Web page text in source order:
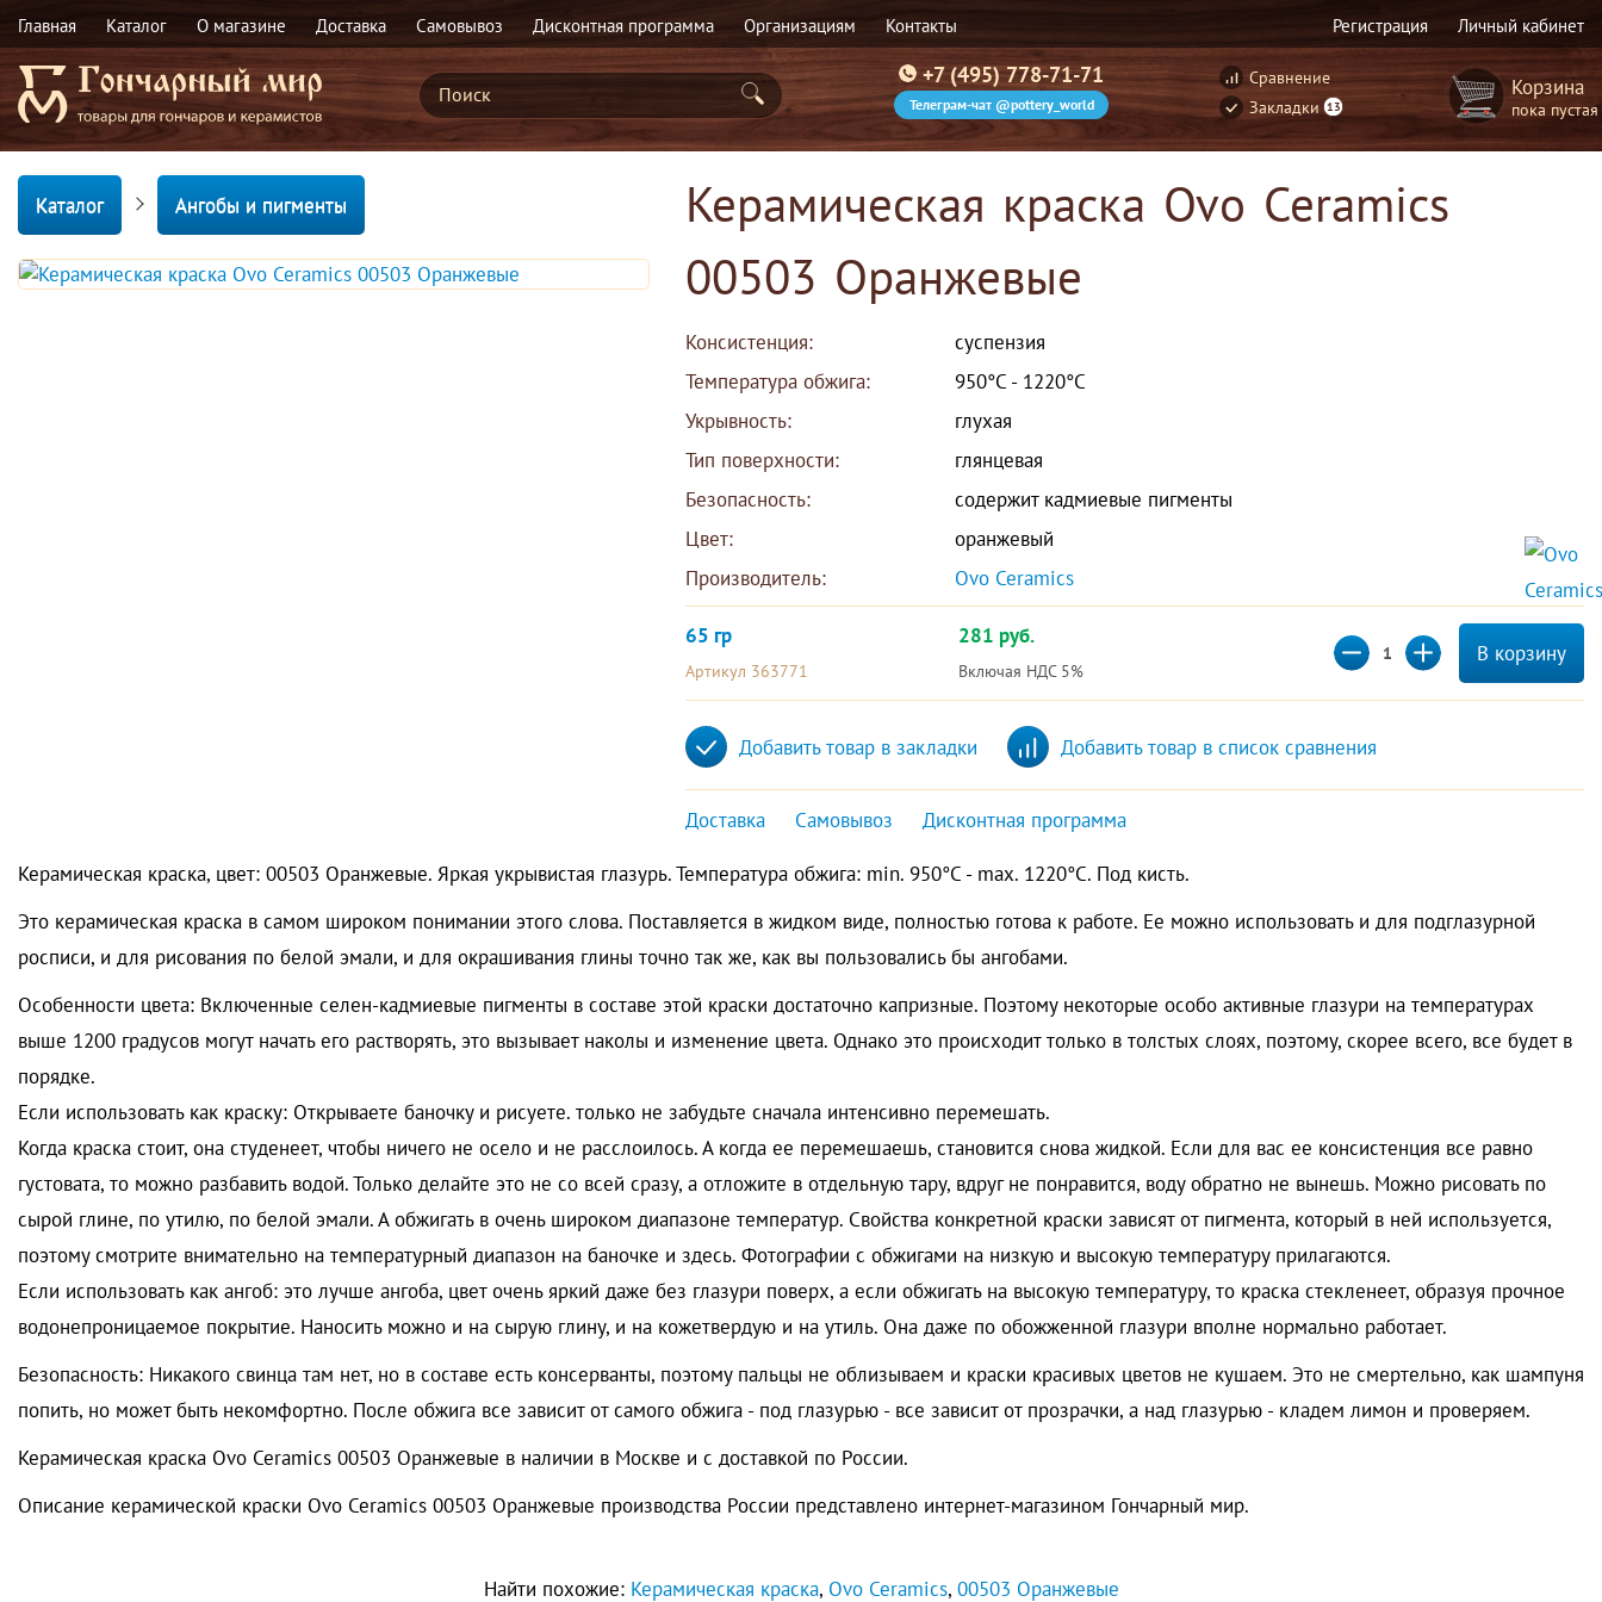
Главная Каталог О магазине Доставка Самовывоз Дисконтная программа Организациям Контакты Регистрация Личный кабинет
+7 (495) 778-71-71
Телеграм-чат @pottery_world
Сравнение
Закладки13
Корзина
пока пустая
Каталог Ангобы и пигменты
Керамическая краска Ovo Ceramics
00503 Оранжевые
Консистенция:
суспензия
Температура обжига:
950°С - 1220°С
Укрывность:
глухая
Тип поверхности:
глянцевая
Безопасность:
содержит кадмиевые пигменты
Цвет:
оранжевый
Производитель:
Ovo Ceramics
65 гр
Артикул 363771
281 руб.
Включая НДС 5%
В корзину
Добавить товар в закладки Добавить товар в список сравнения
Доставка Самовывоз Дисконтная программа
Керамическая краска, цвет: 00503 Оранжевые. Яркая укрывистая глазурь. Температура обжига: min. 950°C - max. 1220°C. Под кисть.
Это керамическая краска в самом широком понимании этого слова. Поставляется в жидком виде, полностью готова к работе. Ее можно использовать и для подглазурной
росписи, и для рисования по белой эмали, и для окрашивания глины точно так же, как вы пользовались бы ангобами.
Особенности цвета: Включенные селен-кадмиевые пигменты в составе этой краски достаточно капризные. Поэтому некоторые особо активные глазури на температурах
выше 1200 градусов могут начать его растворять, это вызывает наколы и изменение цвета. Однако это происходит только в толстых слоях, поэтому, скорее всего, все будет в
порядке.
Если использовать как краску: Открываете баночку и рисуете. только не забудьте сначала интенсивно перемешать.
Когда краска стоит, она студенеет, чтобы ничего не осело и не расслоилось. А когда ее перемешаешь, становится снова жидкой. Если для вас ее консистенция все равно
густовата, то можно разбавить водой. Только делайте это не со всей сразу, а отложите в отдельную тару, вдруг не понравится, воду обратно не вынешь. Можно рисовать по
сырой глине, по утилю, по белой эмали. А обжигать в очень широком диапазоне температур. Свойства конкретной краски зависят от пигмента, который в ней используется,
поэтому смотрите внимательно на температурный диапазон на баночке и здесь. Фотографии с обжигами на низкую и высокую температуру прилагаются.
Если использовать как ангоб: это лучше ангоба, цвет очень яркий даже без глазури поверх, а если обжигать на высокую температуру, то краска стекленеет, образуя прочное
водонепроницаемое покрытие. Наносить можно и на сырую глину, и на кожетвердую и на утиль. Она даже по обожженной глазури вполне нормально работает.
Безопасность: Никакого свинца там нет, но в составе есть консерванты, поэтому пальцы не облизываем и краски красивых цветов не кушаем. Это не смертельно, как шампуня
попить, но может быть некомфортно. После обжига все зависит от самого обжига - под глазурью - все зависит от прозрачки, а над глазурью - кладем лимон и проверяем.
Керамическая краска Ovo Ceramics 00503 Оранжевые в наличии в Москве и с доставкой по России.
Описание керамической краски Ovo Ceramics 00503 Оранжевые производства России представлено интернет-магазином Гончарный мир.
Найти похожие: Керамическая краска, Ovo Ceramics, 00503 Оранжевые